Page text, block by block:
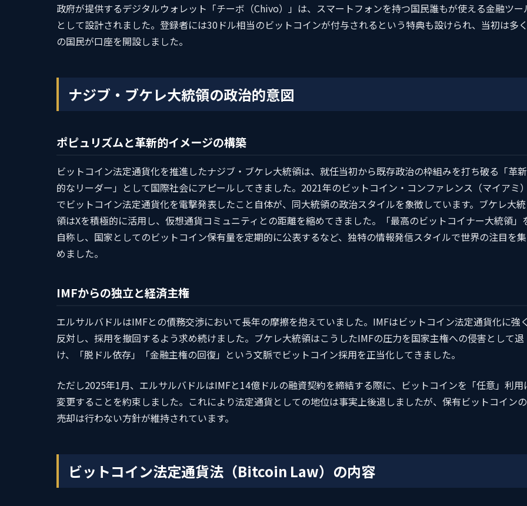
政府が提供するデジタルウォレット「チーボ（Chivo）」は、スマートフォンを持つ国民誰もが使える金融ツー
として設計されました。登録者には30ドル相当のビットコインが付与されるという特典も設けられ、当初は多
の国民が口座を開設しました。
ナジブ・ブケレ大統領の政治的意図
ポピュリズムと革新的イメージの構築
ビットコイン法定通貨化を推進したナジブ・ブケレ大統領は、就任当初から既存政治の枠組みを打ち破る「革新
的なリーダー」として国際社会にアピールしてきました。2021年のビットコイン・コンファレンス（マイアミ
でビットコイン法定通貨化を電撃発表したこと自体が、同大統領の政治スタイルを象徴しています。ブケレ大統
領はXを積極的に活用し、仮想通貨コミュニティとの距離を縮めてきました。「最高のビットコイナー大統領」
自称し、国家としてのビットコイン保有量を定期的に公表するなど、独特の情報発信スタイルで世界の注目を集
めました。
IMFからの独立と経済主権
エルサルバドルはIMFとの債務交渉において長年の摩擦を抱えていました。IMFはビットコイン法定通貨化に強
反対し、採用を撤回するよう求め続けました。ブケレ大統領はこうしたIMFの圧力を国家主権への侵害として退
け、「脱ドル依存」「金融主権の回復」という文脈でビットコイン採用を正当化してきました。
ただし2025年1月、エルサルバドルはIMFと14億ドルの融資契約を締結する際に、ビットコインを「任意」利用
変更することを約束しました。これにより法定通貨としての地位は事実上後退しましたが、保有ビットコインの
売却は行わない方針が維持されています。
ビットコイン法定通貨法（Bitcoin Law）の内容